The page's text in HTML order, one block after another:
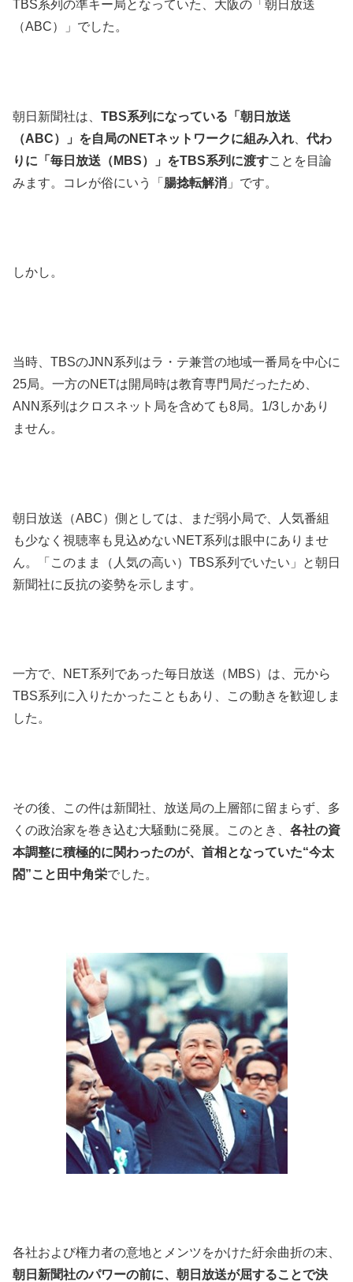
TBS系列の準キー局となっていた、大阪の「朝日放送
（ABC）」でした。
朝日新聞社は、 TBS系列になっている「朝日放送
（ABC）」を自局のNETネットワークに組み入れ
代わ
りに「毎日放送（MBS）」をTBS系列に渡すことを目論
みます。コレが俗にいう「 腸捻転解消 」です。
しかし。
当時、TBSのJNN系列はラ・テ兼営の地域一番局を中心に
25局。一方のNETは開局時は教育専門局だったため、
ANN系列はクロスネット局を含めても8局。1/3しかあり
ません。
朝日放送（ABC）側としては、まだ弱小局で、人気番組
も少なく視聴率も見込めないNET系列は眼中にありませ
ん。「このまま（人気の高い）TBS系列でいたい」と朝日
新聞社に反抗の姿勢を示します。
一方で、NET系列であった毎日放送（MBS）は、元から
TBS系列に入りたかったこともあり、この動きを歓迎しま
した。
その後、この件は新聞社、放送局の上層部に留まらず、多
くの政治家を巻き込む大騒動に発展。このとき、 各社の資
本調整に積極的に関わったのが、首相となっていた“今太
閤”こと田中角栄でした。
各社および権力者の意地とメンツをかけた紆余曲折の末、
朝日新聞社のパワーの前に、朝日放送が屈することで決